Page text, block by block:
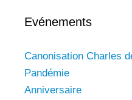
Evénements
Canonisation Charles
Pandémie
Anniversaire